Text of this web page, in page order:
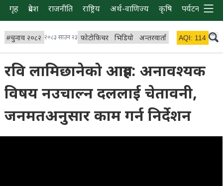
गृह प्रदेश राजनीति राष्ट्रिय अर्थ-वाणिज्य कृषि पर्यटन प्रवास
#चुनाव २०८२ २०८३ साउन २३ फोटोफिचर भिडियो अन्तरवार्ता विचार/ब्लग
AQI: 114
रवि लामिछानेको आग्रह: अनावश्यक
विषय नउचाल्न दललाई चेतावनी,
जनमतअनुसार काम गर्न निर्देशन